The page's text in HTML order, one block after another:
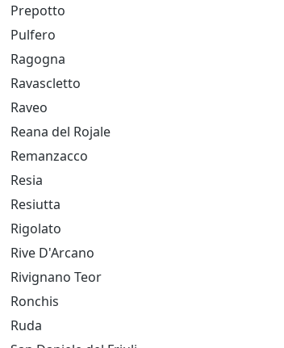
Prepotto
Pulfero
Ragogna
Ravascletto
Raveo
Reana del Rojale
Remanzacco
Resia
Resiutta
Rigolato
Rive D'Arcano
Rivignano Teor
Ronchis
Ruda